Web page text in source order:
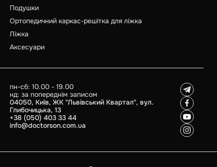
Подушки
Ортопедичний каркас-решітка для ліжка
Ліжка
Аксесуари
пн-сб: 10.00 - 19.00
нд: за попереднім записом
04050, Київ, ЖК "Львівський Квартал", вул.
Глибочицька, 13
+38 (050) 403 33 44
info@doctorson.com.ua